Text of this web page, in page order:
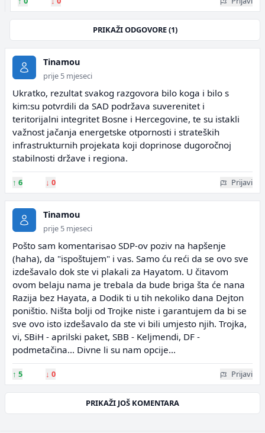
PRIKAŽI ODGOVORE (1)
Tinamou
prije 5 mjeseci
Ukratko, rezultat svakog razgovora bilo koga i bilo s
kim:su potvrdili da SAD podržava suverenitet i
teritorijalni integritet Bosne i Hercegovine, te su istakli
važnost jačanja energetske otpornosti i strateških
infrastrukturnih projekata koji doprinose dugoročnoj
stabilnosti države i regiona.
↑ 6 ↓ 0 Prijavi
Tinamou
prije 5 mjeseci
Pošto sam komentarisao SDP-ov poziv na hapšenje
(haha), da "ispoštujem" i vas. Samo ću reći da se ovo sve
izdešavalo dok ste vi plakali za Hayatom. U čitavom
ovom belaju nama je trebala da bude briga šta će nana
Razija bez Hayata, a Dodik ti u tih nekoliko dana Dejton
poništio. Ništa bolji od Trojke niste i garantujem da bi se
sve ovo isto izdešavalo da ste vi bili umjesto njih. Trojka,
vi, SBiH - aprilski paket, SBB - Keljmendi, DF -
podmetačina... Divne li su nam opcije...
↑ 5 ↓ 0 Prijavi
PRIKAŽI JOŠ KOMENTARA